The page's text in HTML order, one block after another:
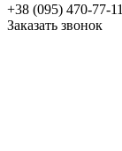
+38 (095) 470-77-11
Заказать звонок